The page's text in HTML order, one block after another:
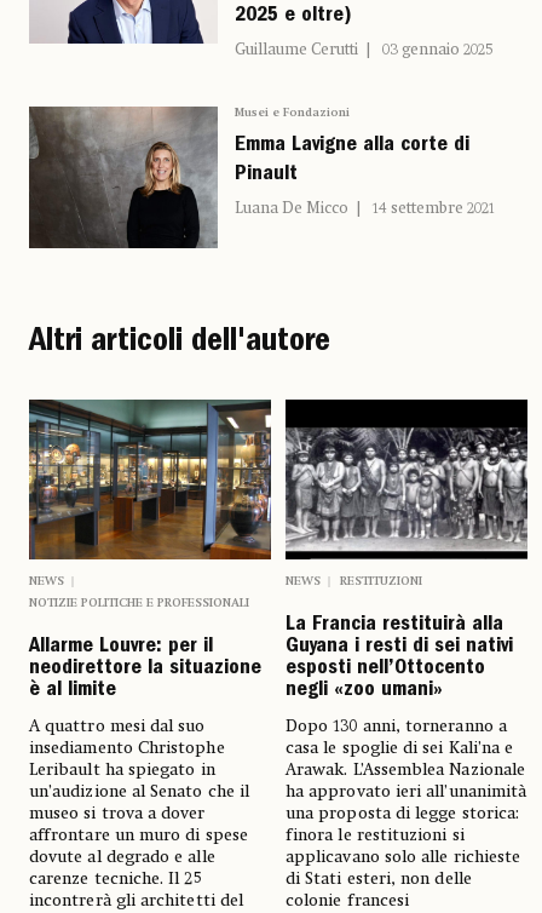
2025 e oltre)
Guillaume Cerutti 03 gennaio 2025
Musei e Fondazioni
Emma Lavigne alla corte di
Pinault
Luana De Micco 14 settembre 2021
Altri articoli dell'autore
NEWS
NOTIZIE POLITICHE E PROFESSIONALI
Allarme Louvre: per il
neodirettore la situazione
è al limite
A quattro mesi dal suo
insediamento Christophe
Leribault ha spiegato in
un’audizione al Senato che il
museo si trova a dover
affrontare un muro di spese
dovute al degrado e alle
carenze tecniche. Il 25
incontrerà gli architetti del
NEWS RESTITUZIONI
La Francia restituirà alla
Guyana i resti di sei nativi
esposti nell’Ottocento
negli «zoo umani»
Dopo 130 anni, torneranno a
casa le spoglie di sei Kali’na e
Arawak. L’Assemblea Nazionale
ha approvato ieri all’unanimità
una proposta di legge storica:
finora le restituzioni si
applicavano solo alle richieste
di Stati esteri, non delle
colonie francesi